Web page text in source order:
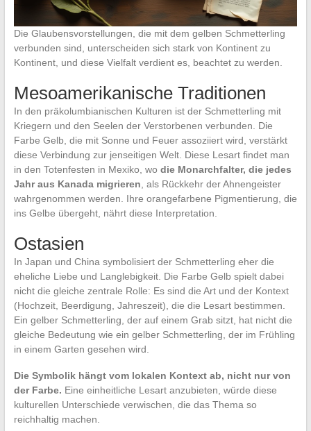
Die Glaubensvorstellungen, die mit dem gelben Schmetterling
verbunden sind, unterscheiden sich stark von Kontinent zu
Kontinent, und diese Vielfalt verdient es, beachtet zu werden.
Mesoamerikanische Traditionen
In den präkolumbianischen Kulturen ist der Schmetterling mit
Kriegern und den Seelen der Verstorbenen verbunden. Die
Farbe Gelb, die mit Sonne und Feuer assoziiert wird, verstärkt
diese Verbindung zur jenseitigen Welt. Diese Lesart findet man
in den Totenfesten in Mexiko, wo die Monarchfalter, die jedes
Jahr aus Kanada migrieren, als Rückkehr der Ahnengeister
wahrgenommen werden. Ihre orangefarbene Pigmentierung, die
ins Gelbe übergeht, nährt diese Interpretation.
Ostasien
In Japan und China symbolisiert der Schmetterling eher die
eheliche Liebe und Langlebigkeit. Die Farbe Gelb spielt dabei
nicht die gleiche zentrale Rolle: Es sind die Art und der Kontext
(Hochzeit, Beerdigung, Jahreszeit), die die Lesart bestimmen.
Ein gelber Schmetterling, der auf einem Grab sitzt, hat nicht die
gleiche Bedeutung wie ein gelber Schmetterling, der im Frühling
in einem Garten gesehen wird.
Die Symbolik hängt vom lokalen Kontext ab, nicht nur von
der Farbe. Eine einheitliche Lesart anzubieten, würde diese
kulturellen Unterschiede verwischen, die das Thema so
reichhaltig machen.